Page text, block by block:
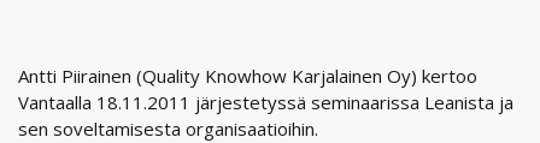
Antti Piirainen (Quality Knowhow Karjalainen Oy) kertoo
Vantaalla 18.11.2011 järjestetyssä seminaarissa Leanista ja
sen soveltamisesta organisaatioihin.